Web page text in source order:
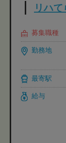
リハ
募集職種
勤務地
最寄駅
給与